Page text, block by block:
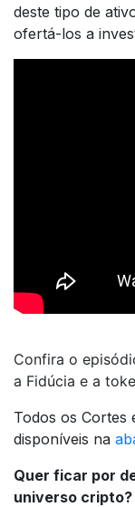
deste tipo de
ofertá-los a
Confira o
a Fidúcia e a
Todos os Cortes
disponíveis na
Quer ficar por
universo cripto?